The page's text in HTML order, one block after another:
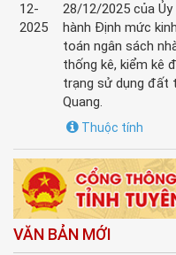
12-
2025
28/12/2025 của
hành Định mức
toán ngân sách
thống kê, kiểm kê
trạng sử dụng đất
Quang.
Thuộc tính
VĂN BẢN MỚI